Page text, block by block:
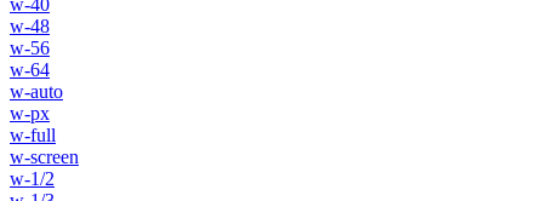
w-48
w-56
w-64
w-auto
w-px
w-full
w-screen
w-1/2